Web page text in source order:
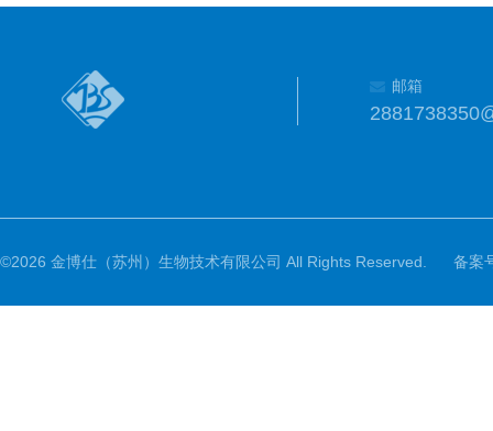
邮箱
©2026 金博仕（苏州）生物技术有限公司 All Rights Reserved. 备案